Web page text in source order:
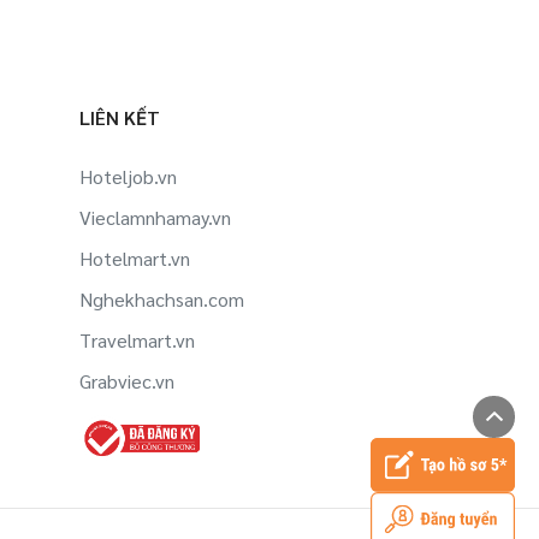
LIÊN KẾT
Hoteljob.vn
Vieclamnhamay.vn
Hotelmart.vn
Nghekhachsan.com
Travelmart.vn
Grabviec.vn